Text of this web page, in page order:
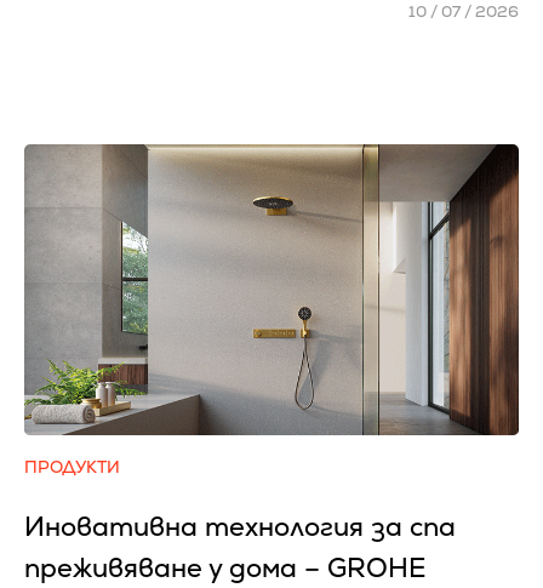
10 / 07 / 2026
ПРОДУКТИ
Иновативна технология за спа
преживяване у дома – GROHE